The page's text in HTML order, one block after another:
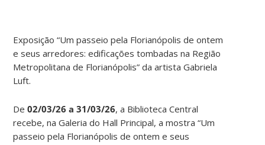
Exposição “Um passeio pela Florianópolis de ontem
e seus arredores: edificações tombadas na Região
Metropolitana de Florianópolis” da artista Gabriela
Luft.
De02/03/26 a 31/03/26, a Biblioteca Central
recebe, na Galeria do Hall Principal, a mostra “Um
passeio pela Florianópolis de ontem e seus